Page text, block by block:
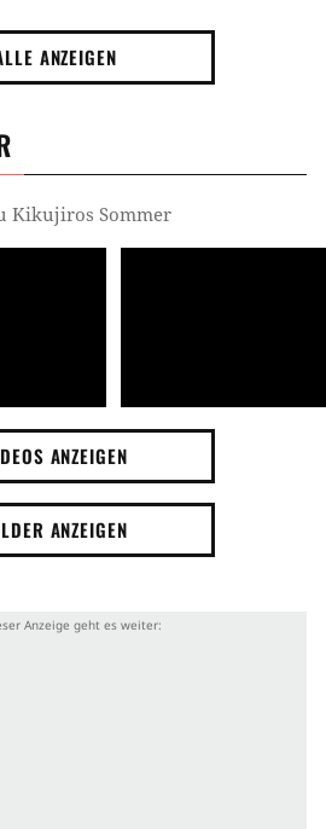
ANZEIGEN
Kikujiros Sommer
ANZEIGEN
ANZEIGEN